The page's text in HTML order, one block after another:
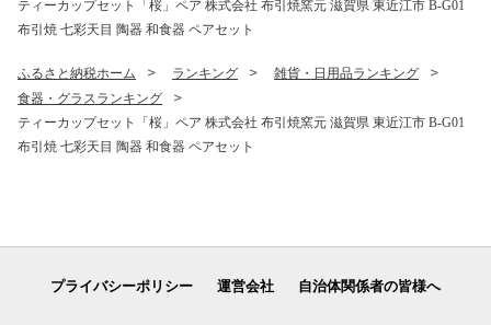
ティーカップセット「桜」ペア 株式会社 布引焼窯元 滋賀県 東近江市 B-G01
布引焼 七彩天目 陶器 和食器 ペアセット
ふるさと納税ホーム ランキング
雑貨・日用品ランキング
食器・グラスランキング
ティーカップセット「桜」ペア 株式会社 布引焼窯元 滋賀県 東近江市 B-G01
布引焼 七彩天目 陶器 和食器 ペアセット
プライバシーポリシー 運営会社 自治体関係者の皆様へ